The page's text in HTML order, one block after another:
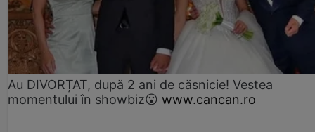
Au DIVORȚAT, după 2 ani de căsnicie! Vestea
momentului în showbiz😮 www.cancan.ro